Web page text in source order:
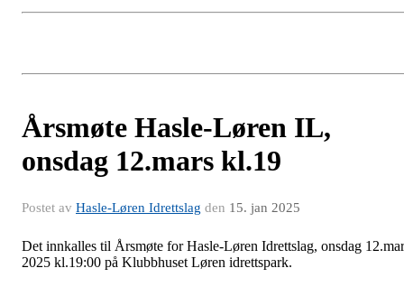
Årsmøte Hasle-Løren IL,
onsdag 12.mars kl.19
Postet av Hasle-Løren Idrettslag den 15. jan 2025
Det innkalles til Årsmøte for Hasle-Løren Idrettslag, onsdag
2025 kl.19:00 på Klubbhuset Løren idrettspark.